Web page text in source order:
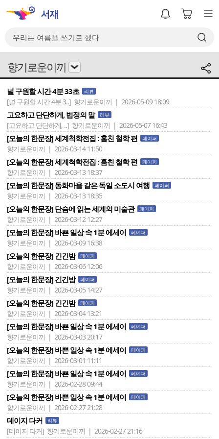
향기로운이끼
널 구원할 시간 4분 33초 리뷰
[널 구원할 시간 4분 3..] 향기로운이끼 | 2026-05-09 18:09
고요하고 단단하게, 법정의 말 리뷰
[고요하고 단단하게, ..] 향기로운이끼 | 2026-05-07 16:43
[오늘의 한문장] 세계척학전집 : 훔친 철학 편 페이퍼
향기로운이끼 | 2026-03-14 11:50
[오늘의 한문장] 세계척학전집 : 훔친 철학 편 페이퍼
향기로운이끼 | 2026-03-13 18:37
[오늘의 한문장] 동화마을 같은 독일 소도시 여행 페이퍼
향기로운이끼 | 2026-03-13 18:35
[오늘의 한문장] 단숨에 읽는 세계의 미술관 페이퍼
향기로운이끼 | 2026-03-12 12:27
[오늘의 한문장] 바쁜 일상 속 1분 에세이 페이퍼
향기로운이끼 | 2026-03-09 16:38
[오늘의 한문장] 긴긴밤 페이퍼
향기로운이끼 | 2026-03-06 12:06
[오늘의 한문장] 긴긴밤 페이퍼
향기로운이끼 | 2026-03-05 14:27
[오늘의 한문장] 긴긴밤 페이퍼
향기로운이끼 | 2026-03-04 13:21
[오늘의 한문장] 바쁜 일상 속 1분 에세이 페이퍼
향기로운이끼 | 2026-03-03 20:17
[오늘의 한문장] 바쁜 일상 속 1분 에세이 페이퍼
향기로운이끼 | 2026-03-01 11:11
[오늘의 한문장] 바쁜 일상 속 1분 에세이 페이퍼
향기로운이끼 | 2026-02-28 09:44
[오늘의 한문장] 바쁜 일상 속 1분 에세이 페이퍼
향기로운이끼 | 2026-02-27 21:28
데이지 다커 리뷰
[데이지 다커] 향기로운이끼 | 2026-02-27 21:16